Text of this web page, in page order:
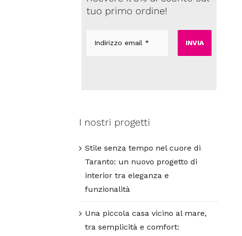
tuo primo ordine!
email
I nostri progetti
Stile senza tempo nel cuore di
Taranto: un nuovo progetto di
interior tra eleganza e
funzionalità
Una piccola casa vicino al mare,
tra semplicità e comfort: